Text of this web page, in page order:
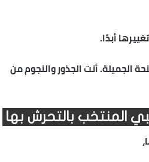
أبدًا.
الجميلة. أنت الجذور والنجوم من
المنتخب بالتحرش بها